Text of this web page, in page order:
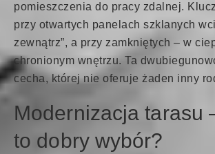
pomieszczenia do pracy zdalnej.
przy otwartych panelach szklanych
zewnątrz”, a przy zamkniętych – w
chronionym wnętrzu. Ta
cecha, której nie oferuje żaden inny
Modernizacja tarasu
to dobry wybór?